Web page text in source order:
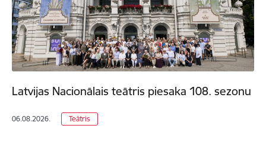
Latvijas Nacionālais teātris piesaka 108. sezonu
06.08.2026. Teātris